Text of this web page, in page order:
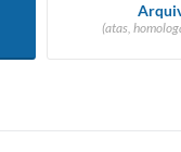
(atas,